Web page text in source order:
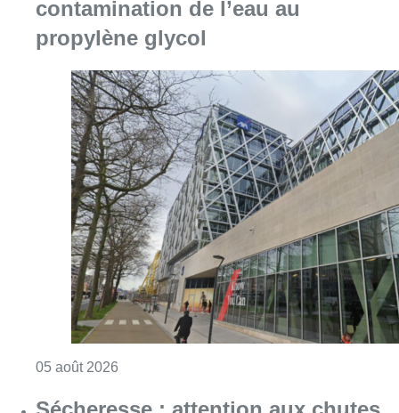
contamination de l’eau au
propylène glycol
05 août 2026